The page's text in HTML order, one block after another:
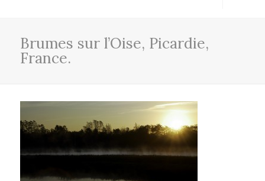
Brumes sur l’Oise, Picardie,
France.